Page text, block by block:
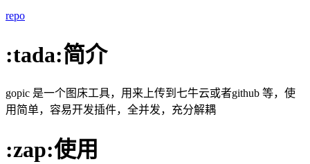
repo
:tada:简介
gopic 是一个图床工具，用来上传到七牛云或者github 等，使
用简单，容易开发插件，全并发，充分解耦
:zap:使用